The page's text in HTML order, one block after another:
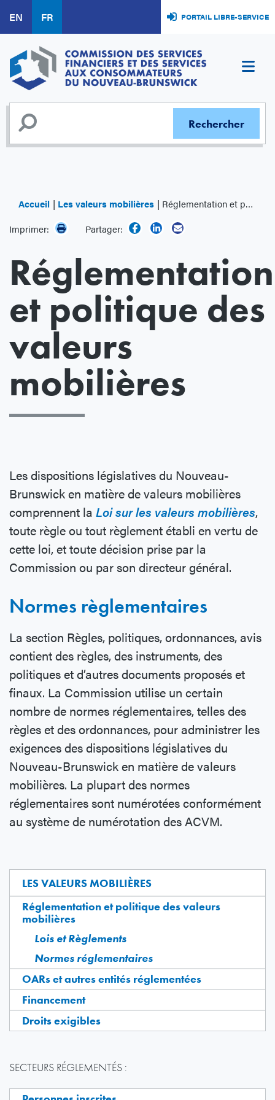
au
contenu
principal
EN FR PORTAIL LIBRE-SERVICE
Accueil Les valeurs mobilières
Réglementation et politique des valeurs mobilières
Imprimer:
Partager:
LES VALEURS MOBILIÈRES
Réglementation et politique des valeurs
mobilières
Lois et Règlements
Normes réglementaires
OARs et autres entités réglementées
Financement
Droits exigibles
SECTEURS RÉGLEMENTÉS :
Réglementation
et politique des
valeurs
mobilières
Les dispositions législatives du Nouveau-
Brunswick en matière de valeurs mobilières
comprennent la Loi sur les valeurs mobilières,
toute règle ou tout règlement établi en vertu de
cette loi, et toute décision prise par la
Commission ou par son directeur général.
Normes règlementaires
La section Règles, politiques, ordonnances, avis
contient des règles, des instruments, des
politiques et d’autres documents proposés et
finaux. La Commission utilise un certain
nombre de normes réglementaires, telles des
règles et des ordonnances, pour administrer les
exigences des dispositions législatives du
Nouveau-Brunswick en matière de valeurs
mobilières. La plupart des normes
réglementaires sont numérotées conformément
au système de numérotation des ACVM.